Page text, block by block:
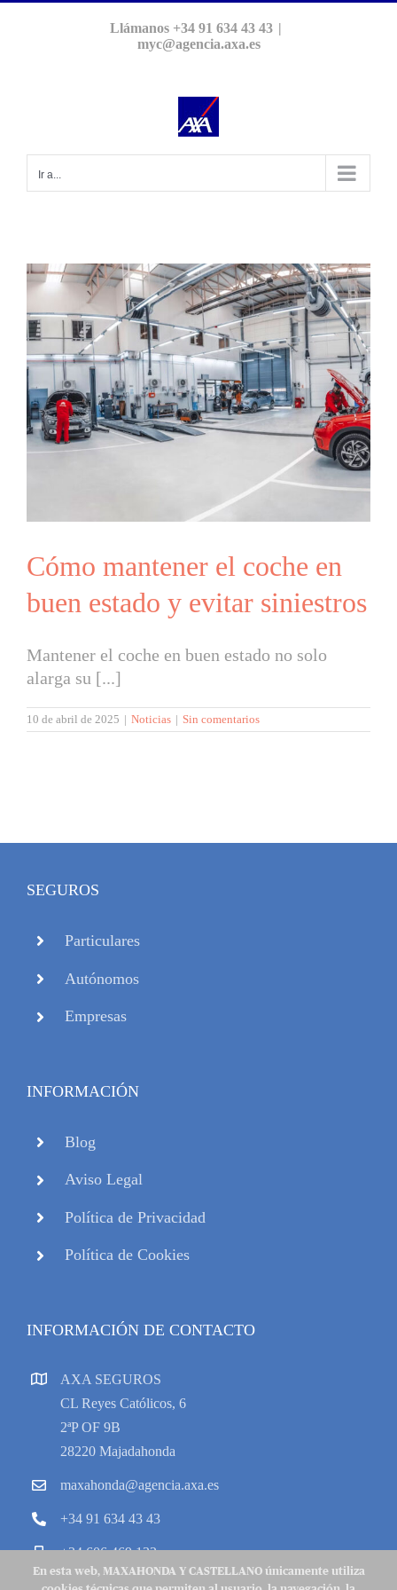
Llámanos +34 91 634 43 43 |
myc@agencia.axa.es
Ir a...
Cómo mantener el coche en
buen estado y evitar siniestros
Mantener el coche en buen estado no solo
alarga su [...]
10 de abril de 2025 | Noticias | Sin comentarios
SEGUROS
Particulares
Autónomos
Empresas
INFORMACIÓN
Blog
Aviso Legal
Política de Privacidad
Política de Cookies
INFORMACIÓN DE CONTACTO
AXA SEGUROS
CL Reyes Católicos, 6
2ªP OF 9B
28220 Majadahonda
maxahonda@agencia.axa.es
+34 91 634 43 43
+34 606 469 133
En esta web, MAXAHONDA Y CASTELLANO únicamente utiliza